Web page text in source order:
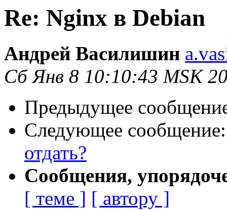
Re: Nginx в Debian
Андрей Василишин
Сб Янв 8 10:10:43 MSK
Предыдущее
Следующее
отдать?
Сообщения,
[ теме ] [ автору ]